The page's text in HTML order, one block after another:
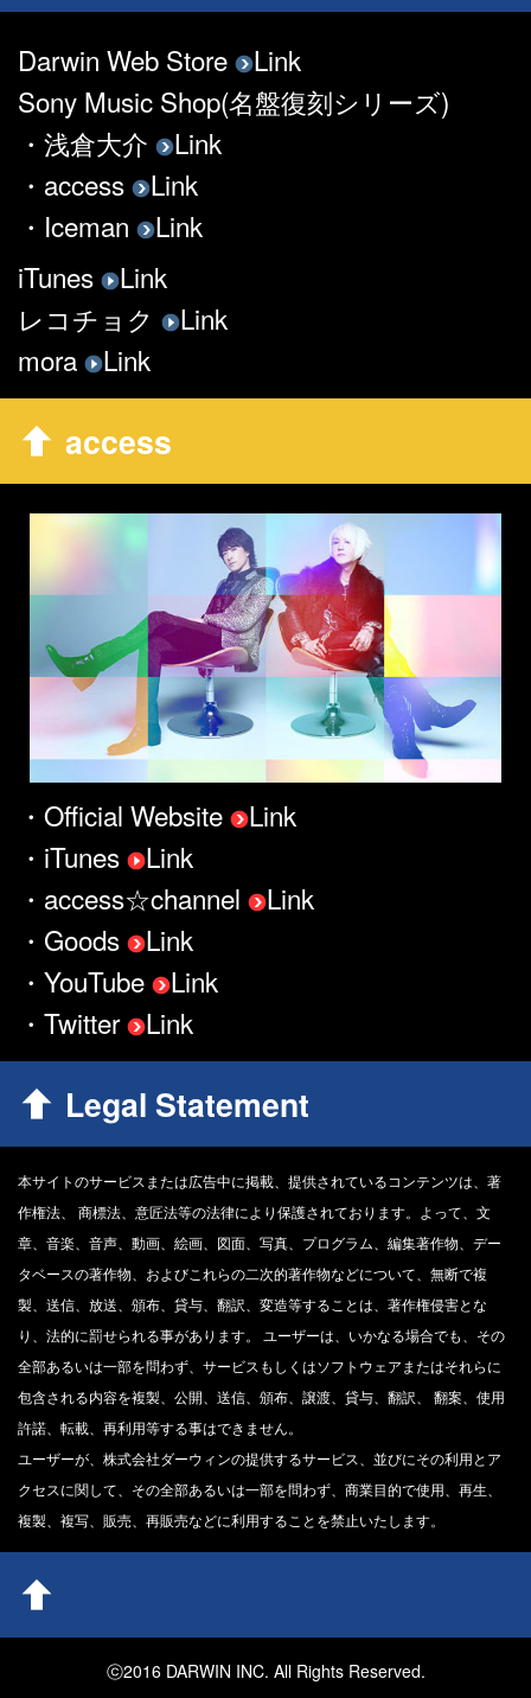
Darwin Web Store
Link
Sony Music Shop(名盤復刻シリーズ)
・浅倉大介
Link
・access
Link
・Iceman
Link
iTunes
Link
レコチョク
Link
mora
Link
access
・Official Website
Link
・iTunes
Link
・access☆channel
Link
・Goods
Link
・YouTube
Link
・Twitter
Link
Legal Statement
本サイトのサービスまたは広告中に掲載、提供されているコンテンツは、著
作権法、 商標法、意匠法等の法律により保護されております。よって、文
章、音楽、音声、動画、絵画、図面、写真、プログラム、編集著作物、デー
タベースの著作物、およびこれらの二次的著作物などについて、無断で複
製、送信、放送、頒布、貸与、翻訳、変造等することは、著作権侵害とな
り、法的に罰せられる事があります。 ユーザーは、いかなる場合でも、その
全部あるいは一部を問わず、サービスもしくはソフトウェアまたはそれらに
包含される内容を複製、公開、送信、頒布、譲渡、貸与、翻訳、 翻案、使用
許諾、転載、再利用等する事はできません。
ユーザーが、株式会社ダーウィンの提供するサービス、並びにその利用とア
クセスに関して、その全部あるいは一部を問わず、商業目的で使用、再生、
複製、複写、販売、再販売などに利用することを禁止いたします。
ⓒ2016 DARWIN INC. All Rights Reserved.